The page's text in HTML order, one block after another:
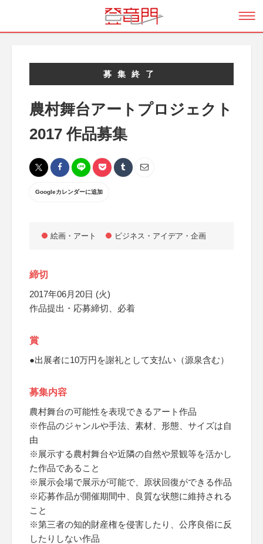
募集終了
農村舞台アートプロジェクト
2017 作品募集
Googleカレンダーに追加
絵画・アート ビジネス・アイデア・企画
締切
2017年06月20日 (火)
作品提出・応募締切、必着
賞
●出展者に10万円を謝礼として支払い（源泉含む）
募集内容
農村舞台の可能性を表現できるアート作品
※作品のジャンルや手法、素材、形態、サイズは自
由
※展示する農村舞台や近隣の自然や景観等を活かし
た作品であること
※展示会場で展示が可能で、原状回復ができる作品
※応募作品が開催期間中、良質な状態に維持される
こと
※第三者の知的財産権を侵害したり、公序良俗に反
したりしない作品